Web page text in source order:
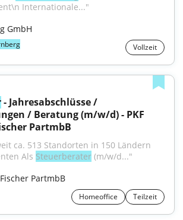
Internationale..."
GmbH
Vollzeit
- Jahresabschlüsse /
/ Beratung (m/w/d) - PKF
PartmbB
ca. 513 Standorten in 150 Ländern
Als Steuerberater (m/w/d..."
PartmbB
Homeoffice Teilzeit